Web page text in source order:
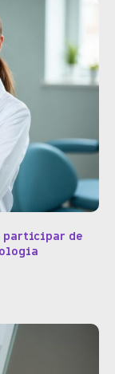
participar de